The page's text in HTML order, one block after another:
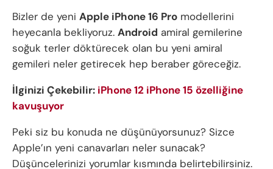
Bizler de yeni Apple iPhone 16 Pro modellerini
heyecanla bekliyoruz. Android amiral gemilerine
soğuk terler döktürecek olan bu yeni amiral
gemileri neler getirecek hep beraber göreceğiz.
İlginizi Çekebilir: iPhone 12 iPhone 15 özelliğine
kavuşuyor
Peki siz bu konuda ne düşünüyorsunuz? Sizce
Apple’ın yeni canavarları neler sunacak?
Düşüncelerinizi yorumlar kısmında belirtebilirsiniz.